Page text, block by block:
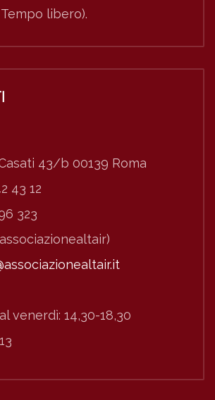
libero).
43/b 00139 Roma
43 12
323
venerdì: 14,30-18,30